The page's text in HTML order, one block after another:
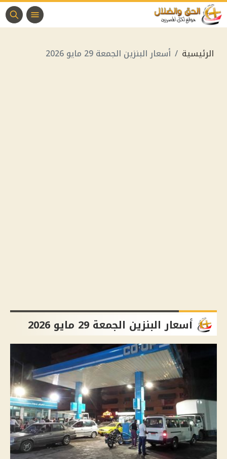
الرئيسية أسعار البنزين الجمعة 29 مايو 2026
أسعار البنزين الجمعة 29 مايو 2026